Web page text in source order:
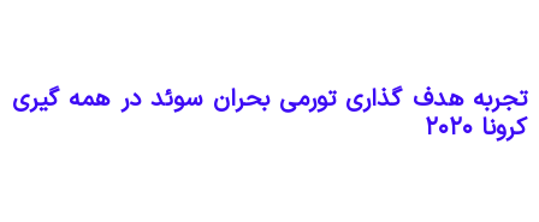
تجربه هدف گذاری تورمی بحران سوئد در همه گیری
کرونا ۲۰۲۰